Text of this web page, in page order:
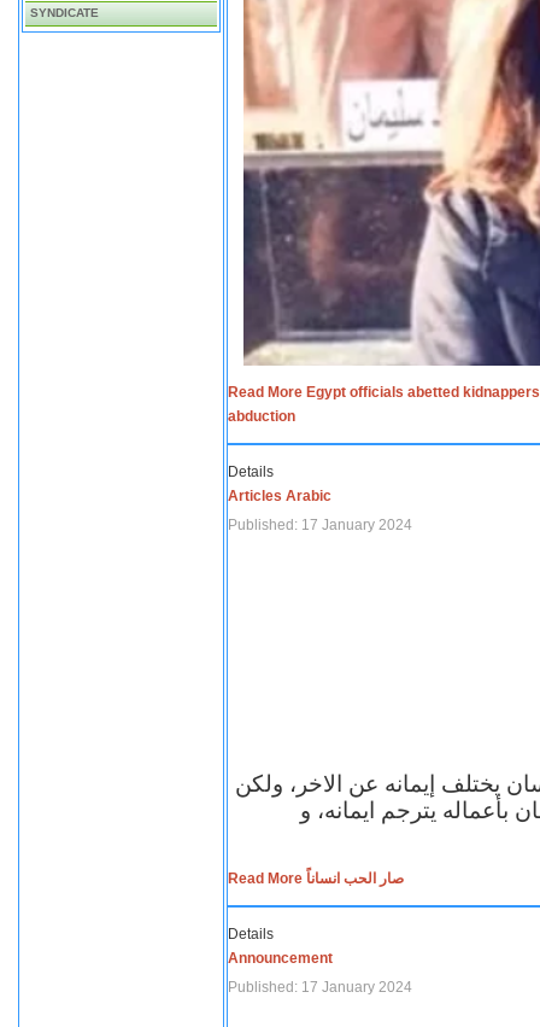
SYNDICATE
Read More Egypt officials abetted
abduction
Details
Articles Arabic
Published: 17 January 2024
يختلف إيمانه عن الاخر، ولكن
بأعماله يترجم ايمانه، و
Read More صار الحب انساناً
Details
Announcement
Published: 17 January 2024